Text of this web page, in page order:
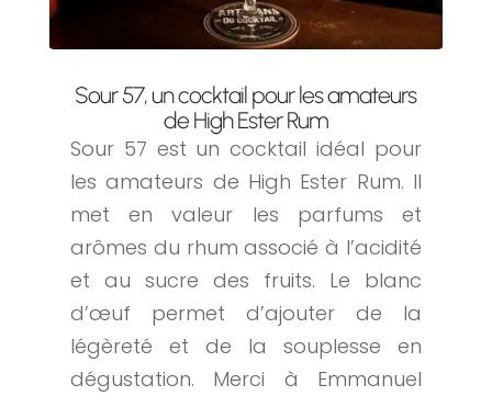
Sour 57, un cocktail pour les amateurs
de High Ester Rum
Sour 57 est un cocktail idéal pour
les amateurs de High Ester Rum. Il
met en valeur les parfums et
arômes du rhum associé à l’acidité
et au sucre des fruits. Le blanc
d’œuf permet d’ajouter de la
légèreté et de la souplesse en
dégustation. Merci à Emmanuel